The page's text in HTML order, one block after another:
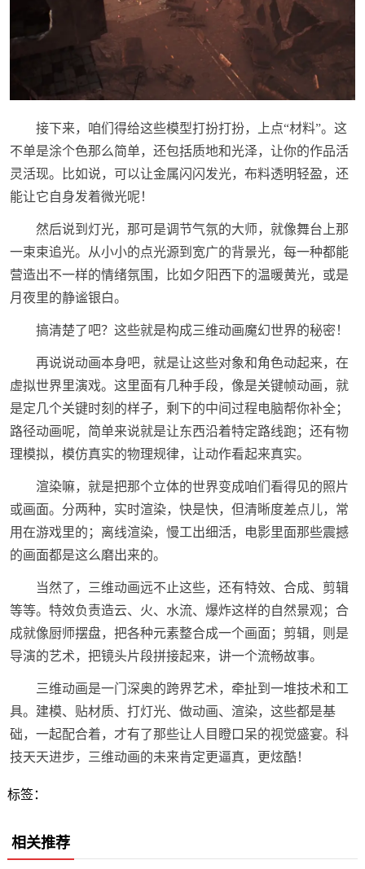
接下来，咱们得给这些模型打扮打扮，上点“材料”。这
不单是涂个色那么简单，还包括质地和光泽，让你的作品活
灵活现。比如说，可以让金属闪闪发光，布料透明轻盈，还
能让它自身发着微光呢！
然后说到灯光，那可是调节气氛的大师，就像舞台上那
一束束追光。从小小的点光源到宽广的背景光，每一种都能
营造出不一样的情绪氛围，比如夕阳西下的温暖黄光，或是
月夜里的静谧银白。
搞清楚了吧？这些就是构成三维动画魔幻世界的秘密！
再说说动画本身吧，就是让这些对象和角色动起来，在
虚拟世界里演戏。这里面有几种手段，像是关键帧动画，就
是定几个关键时刻的样子，剩下的中间过程电脑帮你补全；
路径动画呢，简单来说就是让东西沿着特定路线跑；还有物
理模拟，模仿真实的物理规律，让动作看起来真实。
渲染嘛，就是把那个立体的世界变成咱们看得见的照片
或画面。分两种，实时渲染，快是快，但清晰度差点儿，常
用在游戏里的；离线渲染，慢工出细活，电影里面那些震撼
的画面都是这么磨出来的。
当然了，三维动画远不止这些，还有特效、合成、剪辑
等等。特效负责造云、火、水流、爆炸这样的自然景观；合
成就像厨师摆盘，把各种元素整合成一个画面；剪辑，则是
导演的艺术，把镜头片段拼接起来，讲一个流畅故事。
三维动画是一门深奥的跨界艺术，牵扯到一堆技术和工
具。建模、贴材质、打灯光、做动画、渲染，这些都是基
础，一起配合着，才有了那些让人目瞪口呆的视觉盛宴。科
技天天进步，三维动画的未来肯定更逼真，更炫酷！
标签：
相关推荐